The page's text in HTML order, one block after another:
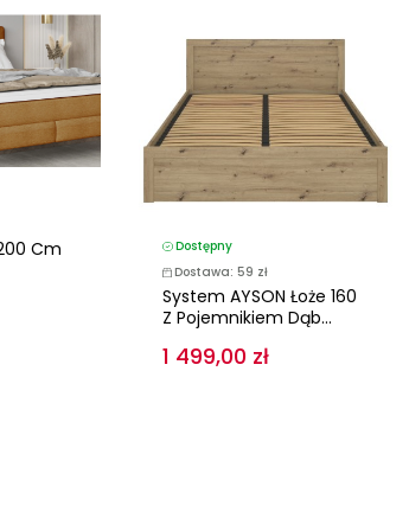
Cm
Dostępny
Dostawa: 59 zł
System AYSON Łoże 160
Z Pojemnikiem Dąb...
1 499,00 zł